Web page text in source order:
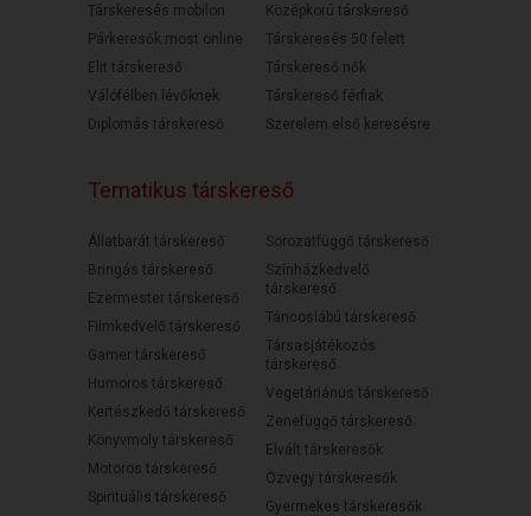
Társkeresés mobilon
Párkeresők most online
Elit társkereső
Válófélben lévőknek
Diplomás társkereső
Középkorú társkereső
Társkeresés 50 felett
Társkereső nők
Társkereső férfiak
Szerelem első keresésre
Tematikus társkereső
Állatbarát társkereső
Bringás társkereső
Ezermester társkereső
Filmkedvelő társkereső
Gamer társkereső
Humoros társkereső
Kertészkedő társkereső
Könyvmoly társkereső
Motoros társkereső
Spirituális társkereső
Sorozatfüggő társkereső
Színházkedvelő
társkereső
Táncoslábú társkereső
Társasjátékozós
társkereső
Vegetáriánus társkereső
Zenefüggő társkereső
Elvált társkeresők
Özvegy társkeresők
Gyermekes társkeresők